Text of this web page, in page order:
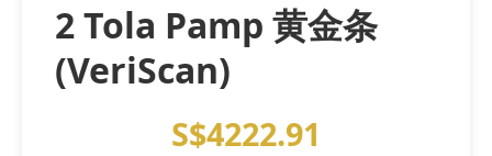
2 Tola Pamp 黄金条
(VeriScan)
S$4222.91